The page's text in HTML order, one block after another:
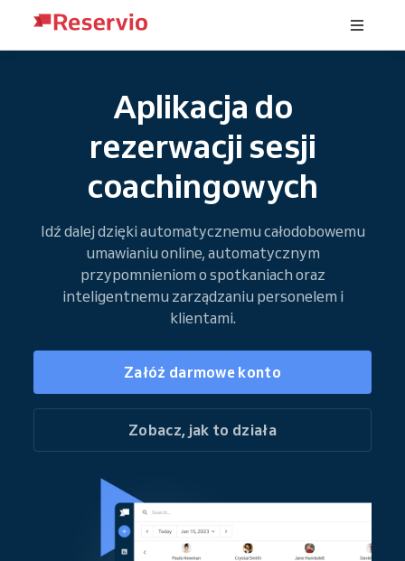
Aplikacja do
rezerwacji sesji
coachingowych
Idź dalej dzięki automatycznemu całodobowemu
umawianiu online, automatycznym
przypomnieniom o spotkaniach oraz
inteligentnemu zarządzaniu personelem i
klientami.
Załóż darmowe konto
Zobacz, jak to działa